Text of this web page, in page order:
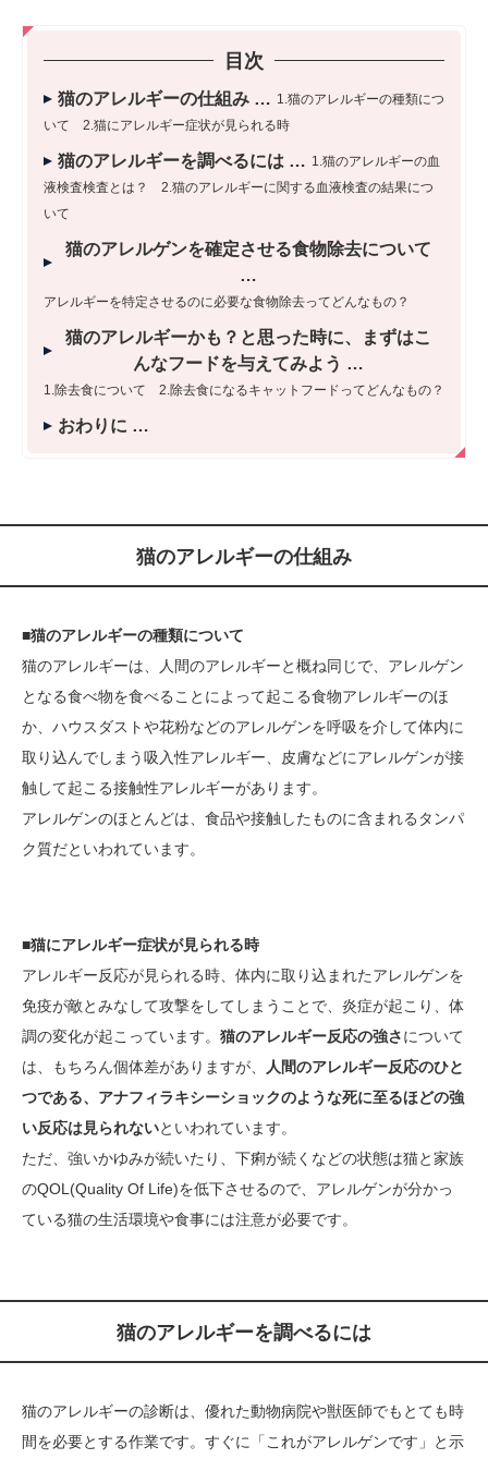
目次
猫のアレルギーの仕組み
1.猫のアレルギーの種類につ
いて 2.猫にアレルギー症状が見られる時
猫のアレルギーを調べるには
1.猫のアレルギーの血
液検査検査とは？ 2.猫のアレルギーに関する血液検査の結果につ
いて
猫のアレルゲンを確定させる食物除去について
アレルギーを特定させるのに必要な食物除去ってどんなもの？
猫のアレルギーかも？と思った時に、まずはこ
んなフードを与えてみよう
1.除去食について 2.除去食になるキャットフードってどんなもの？
おわりに
猫のアレルギーの仕組み
■猫のアレルギーの種類について
猫のアレルギーは、人間のアレルギーと概ね同じで、アレルゲン
となる食べ物を食べることによって起こる食物アレルギーのほ
か、ハウスダストや花粉などのアレルゲンを呼吸を介して体内に
取り込んでしまう吸入性アレルギー、皮膚などにアレルゲンが接
触して起こる接触性アレルギーがあります。
アレルゲンのほとんどは、食品や接触したものに含まれるタンパ
ク質だといわれています。
■猫にアレルギー症状が見られる時
アレルギー反応が見られる時、体内に取り込まれたアレルゲンを
免疫が敵とみなして攻撃をしてしまうことで、炎症が起こり、体
調の変化が起こっています。 猫のアレルギー反応の強さについて
は、もちろん個体差がありますが、
人間のアレルギー反応のひと
つである、アナフィラキシーショックのような死に至るほどの強
い反応は見られないといわれています。
ただ、強いかゆみが続いたり、下痢が続くなどの状態は猫と家族
のQOL(Quality Of Life)を低下させるので、アレルゲンが分かっ
ている猫の生活環境や食事には注意が必要です。
猫のアレルギーを調べるには
猫のアレルギーの診断は、優れた動物病院や獣医師でもとても時
間を必要とする作業です。すぐに「これがアレルゲンです」と示